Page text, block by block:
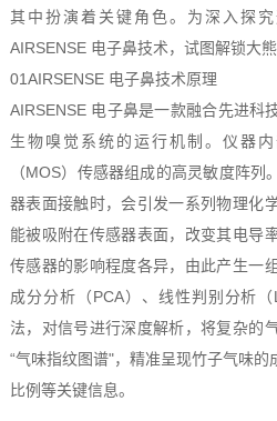
其中扮演着关键角色。为深入探
AIRSENSE 电子鼻技术，试图解锁大
01AIRSENSE 电子鼻技术原理
AIRSENSE 电子鼻是一款融合先进科
生物嗅觉系统的运行机制。仪器
（MOS）传感器组成的高灵敏度阵
器表面接触时，会引发一系列物理化
能被吸附在传感器表面，改变其电导
传感器的影响程度各异，由此产生一
成分分析（PCA）、线性判别分析
法，对信号进行深度解析，将复杂的
“气味指纹图谱"，精准呈现竹子气味
比例等关键信息。